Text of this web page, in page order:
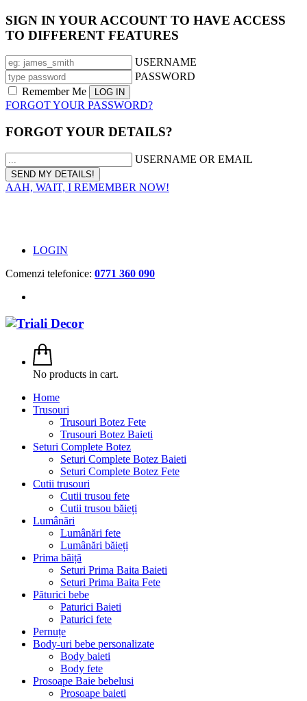
SIGN IN YOUR ACCOUNT TO HAVE ACCESS
TO DIFFERENT FEATURES
USERNAME
PASSWORD
Remember Me
FORGOT YOUR PASSWORD?
FORGOT YOUR DETAILS?
USERNAME OR EMAIL
AAH, WAIT, I REMEMBER NOW!
LOGIN
Comenzi telefonice: 0771 360 090
No products in cart.
Home
Trusouri
Trusouri Botez Fete
Trusouri Botez Baieti
Seturi Complete Botez
Seturi Complete Botez Baieti
Seturi Complete Botez Fete
Cutii trusouri
Cutii trusou fete
Cutii trusou băieți
Lumânări
Lumânări fete
Lumânări băieți
Prima băiță
Seturi Prima Baita Baieti
Seturi Prima Baita Fete
Păturici bebe
Paturici Baieti
Paturici fete
Pernuțe
Body-uri bebe personalizate
Body baieti
Body fete
Prosoape Baie bebelusi
Prosoape baieti